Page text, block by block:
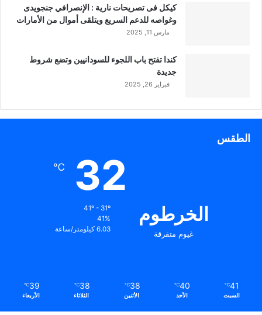
كيكل فى تصريحات نارية : الإنصرافي جنجويدى
وغواصه للدعم السريع ويتلقى أموال من الأمارات
مارس 11, 2025
كندا تفتح باب اللجوء للسودانيين وتضع شروط
جديدة
فبراير 26, 2025
الطقس
الخرطوم
غيوم متفرقة
32
℃
41%
6.03 كيلومتر/ساعة
41
℃
السبت
40
℃
الأحد
38
℃
الأثنين
38
℃
الثلاثاء
39
℃
الأربعاء